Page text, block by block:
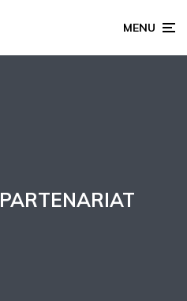
MENU
PARTENARIAT